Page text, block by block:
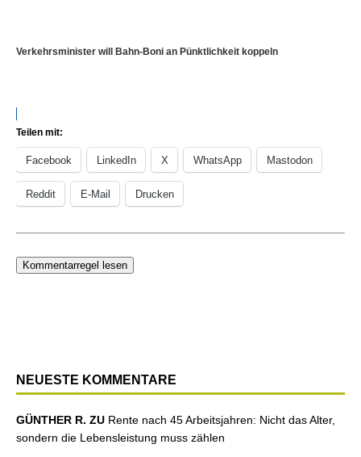
Verkehrsminister will Bahn-Boni an Pünktlichkeit koppeln
Teilen mit:
Facebook LinkedIn X WhatsApp Mastodon
Reddit E-Mail Drucken
Kommentarregel lesen
NEUESTE KOMMENTARE
GÜNTHER R. ZU Rente nach 45 Arbeitsjahren: Nicht das Alter,
sondern die Lebensleistung muss zählen